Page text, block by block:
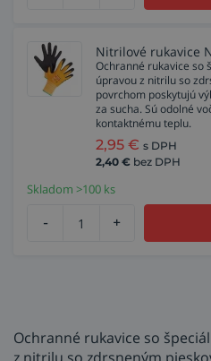
Nitrilové rukavice
Ochranné rukavice so
úpravou z nitrilu so
povrchom poskytujú
za sucha. Sú odolné
kontaktnému teplu.
2,95 € s DPH
2,40 € bez DPH
Skladom >100 ks
- +
Ochranné rukavice so